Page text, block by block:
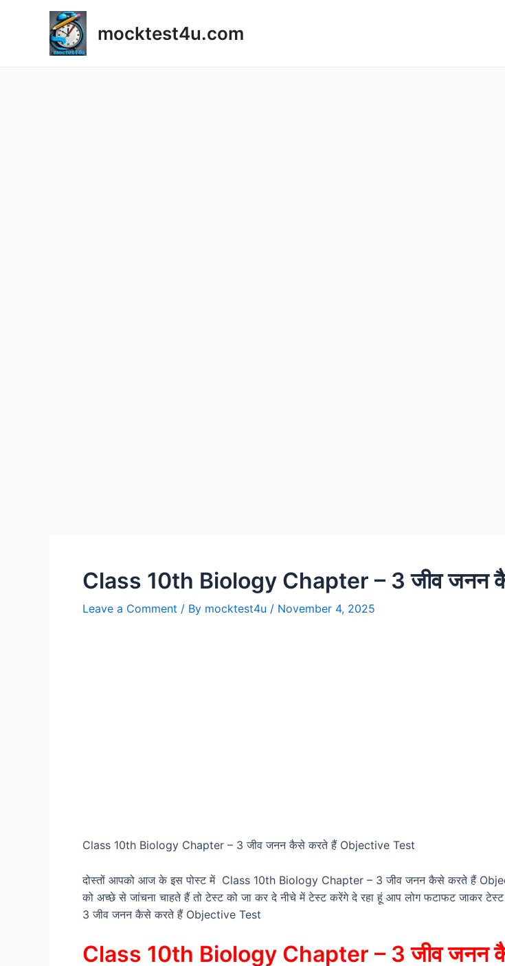
mocktest4u.com
Class 10th Biology Chapter – 3 जीव जनन
Leave a Comment / By mocktest4u / November 4, 2025
Class 10th Biology Chapter – 3 जीव जनन कैसे करते हैं Objective Test
दोस्तों आपको आज के इस पोस्ट में Class 10th Biology Chapter – 3 जीव जनन कैसे करते हैं
को अच्छे से जांचना चाहते हैं तो टेस्ट को जा कर दे नीचे में टेस्ट करेंगे दे रहा हूं आप लोग फटाफट जाकर
3 जीव जनन कैसे करते हैं Objective Test
Class 10th Biology Chapter – 3 जीव जनन